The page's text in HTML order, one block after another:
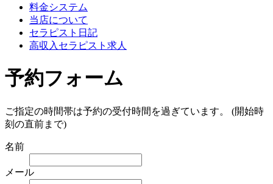
料金システム
当店について
セラピスト日記
高収入セラピスト求人
予約フォーム
ご指定の時間帯は予約の受付時間を過ぎています。 (開始時
刻の直前まで)
名前
メール